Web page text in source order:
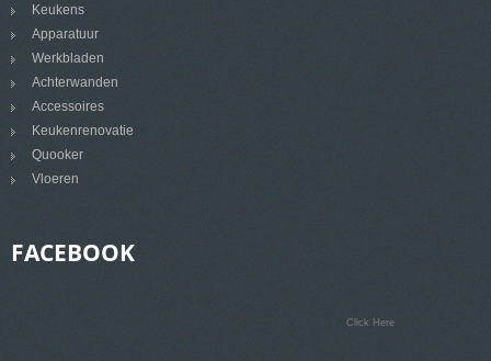
Keukens
Apparatuur
Werkbladen
Achterwanden
Accessoires
Keukenrenovatie
Quooker
Vloeren
FACEBOOK
Click Here